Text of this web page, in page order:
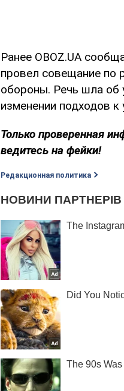
Ранее OBOZ.UA
провел совещание по
обороны. Речь шла об
изменении подходов к
Только проверенная
ведитесь на фейки!
Редакционная политика